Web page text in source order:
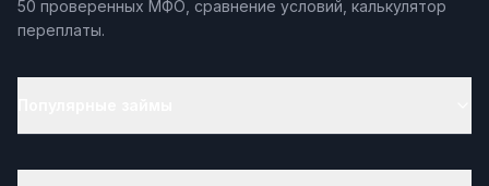
50 проверенных МФО, сравнение условий, калькулятор
переплаты.